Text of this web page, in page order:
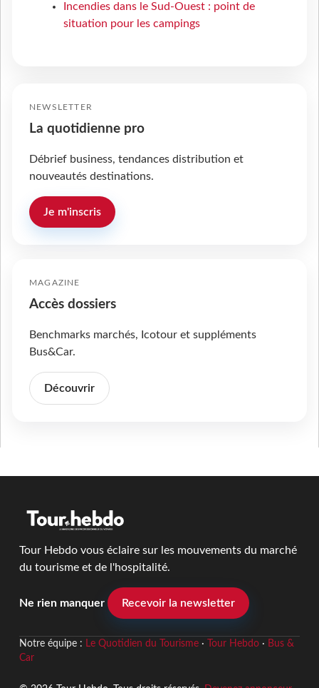
Incendies dans le Sud-Ouest : point de
situation pour les campings
NEWSLETTER
La quotidienne pro
Débrief business, tendances distribution et
nouveautés destinations.
Je m'inscris
MAGAZINE
Accès dossiers
Benchmarks marchés, Icotour et suppléments
Bus&Car.
Découvrir
Tour Hebdo vous éclaire sur les mouvements du marché
du tourisme et de l'hospitalité.
Ne rien manquer Recevoir la newsletter
Notre équipe : Le Quotidien du Tourisme· Tour Hebdo· Bus &
Car